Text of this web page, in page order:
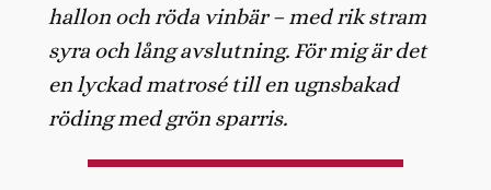
hallon och röda vinbär – med rik stram
syra och lång avslutning. För mig är det
en lyckad matrosé till en ugnsbakad
röding med grön sparris.